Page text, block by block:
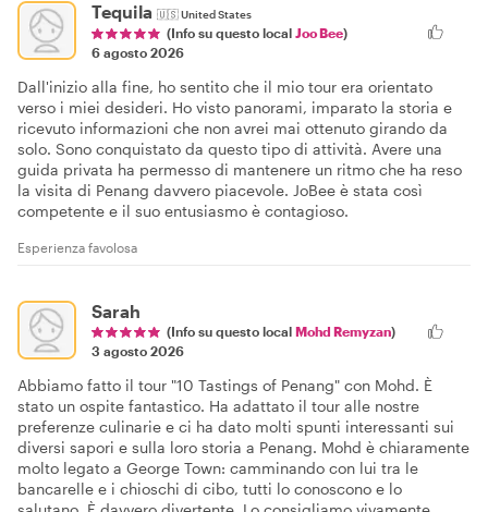
Tequila 🇺🇸United States
(Info su questo local Joo Bee)
6 agosto 2026
Dall'inizio alla fine, ho sentito che il mio tour era orientato
verso i miei desideri. Ho visto panorami, imparato la storia e
ricevuto informazioni che non avrei mai ottenuto girando da
solo. Sono conquistato da questo tipo di attività. Avere una
guida privata ha permesso di mantenere un ritmo che ha reso
la visita di Penang davvero piacevole. JoBee è stata così
competente e il suo entusiasmo è contagioso.
Esperienza favolosa
Sarah
(Info su questo local Mohd Remyzan)
3 agosto 2026
Abbiamo fatto il tour "10 Tastings of Penang" con Mohd. È
stato un ospite fantastico. Ha adattato il tour alle nostre
preferenze culinarie e ci ha dato molti spunti interessanti sui
diversi sapori e sulla loro storia a Penang. Mohd è chiaramente
molto legato a George Town: camminando con lui tra le
bancarelle e i chioschi di cibo, tutti lo conoscono e lo